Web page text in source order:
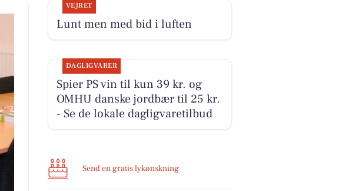
VEJRET
Lunt men med bid i luften
DAGLIGVARER
Spier PS vin til kun 39 kr. og
OMHU danske jordbær til 25 kr.
- Se de lokale dagligvaretilbud
Send en gratis lykønskning